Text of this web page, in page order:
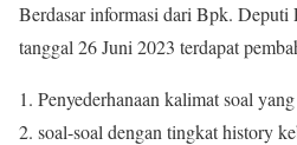
Berdasar informasi dari Bpk.
tanggal 26 Juni 2023 terdapat
Penyederhanaan kalimat soal
soal-soal dengan tingkat history